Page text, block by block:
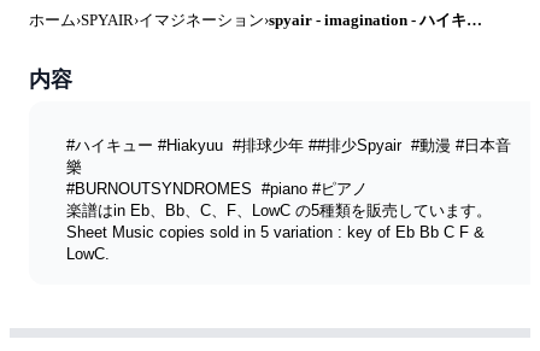
ホーム›SPYAIR›イマジネーション› spyair - imagination - ハイキュー!! op1 (ピアノ) by Littlbrother Kel.L
内容
#ハイキュー #Hiakyuu  #排球少年 ##排少Spyair  #動漫 #日本音
樂
#BURNOUTSYNDROMES  #piano #ピアノ
楽譜はin Eb、Bb、C、F、LowC の5種類を販売しています。
Sheet Music copies sold in 5 variation : key of Eb Bb C F &
LowC.
.